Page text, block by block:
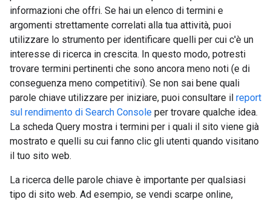
informazioni che offri. Se hai un elenco di termini e
argomenti strettamente correlati alla tua attività, puoi
utilizzare lo strumento per identificare quelli per cui c'è un
interesse di ricerca in crescita. In questo modo, potresti
trovare termini pertinenti che sono ancora meno noti (e di
conseguenza meno competitivi). Se non sai bene quali
parole chiave utilizzare per iniziare, puoi consultare il report
sul rendimento di Search Console per trovare qualche idea.
La scheda Query mostra i termini per i quali il sito viene già
mostrato e quelli su cui fanno clic gli utenti quando visitano
il tuo sito web.
La ricerca delle parole chiave è importante per qualsiasi
tipo di sito web. Ad esempio, se vendi scarpe online,